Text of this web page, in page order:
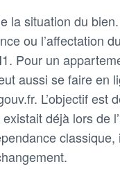
la situation du
ou l’affectation
Pour un
aussi se faire en
L’objectif est
déjà lors de
classique,